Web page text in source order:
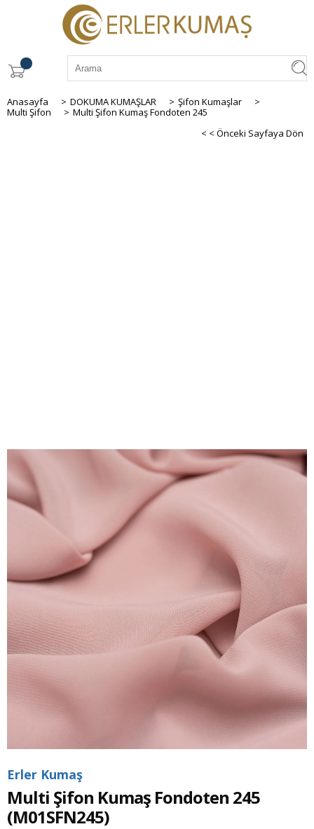
Anasayfa > DOKUMA KUMAŞLAR > Şifon Kumaşlar
>
Multi Şifon
> Multi Şifon Kumaş Fondoten 245
< < Önceki Sayfaya Dön
Erler Kumaş
Multi Şifon Kumaş Fondoten 245
(M01SFN245)